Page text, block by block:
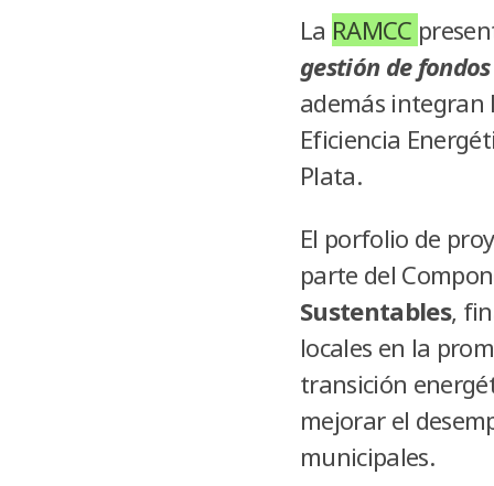
La RAMCC
gestión de fondos
además integran
Eficiencia
Plata.
El porfolio de
parte del
Sustentables,
locales en la
transición
mejorar el
municipales.